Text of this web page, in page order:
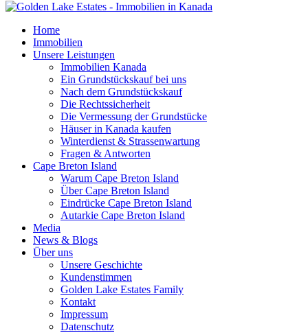
Home
Immobilien
Unsere Leistungen
Immobilien Kanada
Ein Grundstückskauf bei uns
Nach dem Grundstückskauf
Die Rechtssicherheit
Die Vermessung der Grundstücke
Häuser in Kanada kaufen
Winterdienst & Strassenwartung
Fragen & Antworten
Cape Breton Island
Warum Cape Breton Island
Über Cape Breton Island
Eindrücke Cape Breton Island
Autarkie Cape Breton Island
Media
News & Blogs
Über uns
Unsere Geschichte
Kundenstimmen
Golden Lake Estates Family
Kontakt
Impressum
Datenschutz